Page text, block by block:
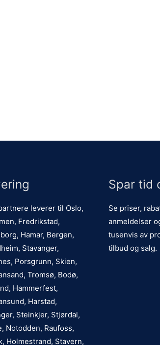
leverer til Oslo,
Fredrikstad,
Hamar, Bergen,
Stavanger,
Porsgrunn, Skien,
Tromsø, Bodø,
Hammerfest,
Harstad,
Steinkjer, Stjørdal,
Notodden, Raufoss,
Holmestrand, Stavern,
Spar tid
Se priser,
anmeldelser
tusenvis av
tilbud og salg.